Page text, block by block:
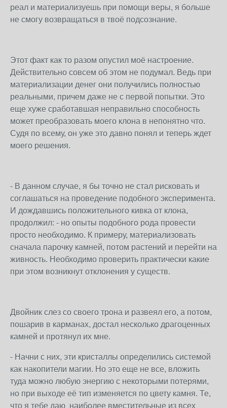
реал и материализуешь при помощи веры, я больше
не смогу возвращаться в твоё подсознание.
Этот факт как то разом опустил моё настроение.
Действительно совсем об этом не подумал. Ведь при
материализации денег они получились полностью
реальными, причем даже не с первой попытки. Это
еще хуже сработавшая неправильно способность
может преобразовать моего клона в непонятно что.
Судя по всему, он уже это давно понял и теперь ждет
моего решения.
- В данном случае, я бы точно не стал рисковать и
соглашаться на проведение подобного эксперимента.
И дождавшись положительного кивка от клона,
продолжил: - но опыты подобного рода провести
просто необходимо. К примеру, материализовать
сначала парочку камней, потом растений и перейти на
живность. Необходимо проверить практически какие
при этом возникнут отклонения у существ.
Двойник слез со своего трона и развеял его, а потом,
пошарив в карманах, достал несколько драгоценных
камней и протянул их мне.
- Начни с них, эти кристаллы определились системой
как накопители магии. Но это еще не все, вложить
туда можно любую энергию с некоторыми потерями,
но при выходе её тип изменяется по цвету камня. Те,
что я тебе даю наиболее вместительные из всех